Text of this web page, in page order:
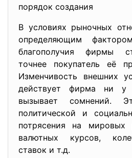
порядок создания
В условиях рыночных
определяющим
благополучия фирмы
точнее покупатель её
Изменчивость внешних
действует фирма ни у
вызывает сомнений.
политической и
потрясения на мировых
валютных курсов,
ставок и т.д.